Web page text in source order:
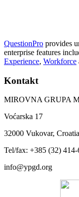
QuestionPro provides
enterprise features
Experience, Workforce
Kontakt
MIROVNA GRUPA
Voćarska 17
32000 Vukovar, Croatia
Tel/fax: +385 (32) 414-
info@ypgd.org